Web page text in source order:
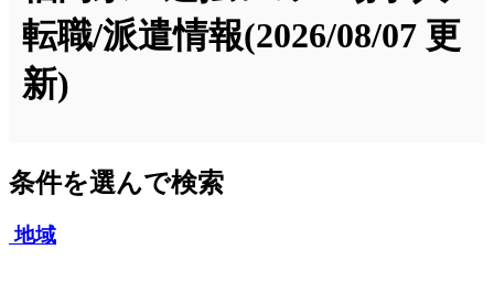
転職/派遣情報(2026/08/07 更
新)
条件を選んで検索
地域